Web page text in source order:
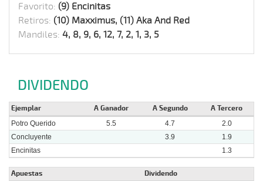
Favorito: (9) Encinitas
Retiros: (10) Maxximus, (11) Aka And Red
Mandiles: 4, 8, 9, 6, 12, 7, 2, 1, 3, 5
DIVIDENDO
Ejemplar A Ganador A Segundo A Tercero
Potro Querido 5.5 4.7
2.0
Concluyente
3.9
1.9
Encinitas
1.3
Apuestas Dividendo